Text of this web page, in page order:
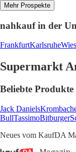
Mehr Prospekte
nahkauf in der
FrankfurtKarlsruhe
Supermarkt
Beliebte
Jack Daniels
BullTassimoBitburger
Neues vom KaufDA